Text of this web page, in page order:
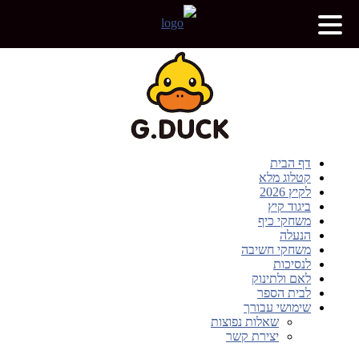
דף הבית
קטלוג מלא
לקיץ 2026
ביגוד קיץ
משחקי כיף
הנעלה
משחקי חשיבה
לנסיכות
לאם ולתינוק
לבית הספר
שימושי עבורך
שאלות נפוצות
יצירת קשר